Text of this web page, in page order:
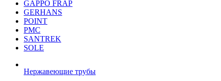
GAPPO FRAP
GERHANS
POINT
РМС
SANTREK
SOLE
Нержавеющие трубы